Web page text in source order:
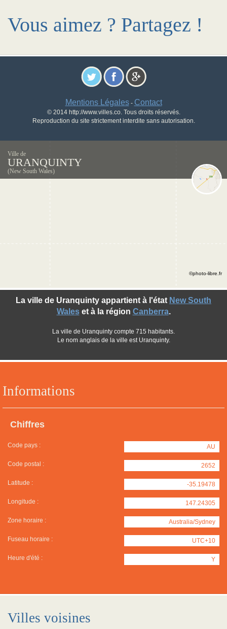
Vous aimez ? Partagez !
Mentions Légales- Contact
© 2014 http://www.villes.co. Tous droits réservés.
Reproduction du site strictement interdite sans autorisation.
Ville de
URANQUINTY
(New South Wales)
Informations
Chiffres
Code pays : AU
Code postal : 2652
Latitude : -35.19478
Longitude : 147.24305
Zone horaire : Australia/Sydney
Fuseau horaire : UTC+10
Heure d'été : Y
La ville de Uranquinty appartient à l'état New South
Waleset à la région Canberra.
La ville de Uranquinty compte 715 habitants.
Le nom anglais de la ville est Uranquinty.
©photo-libre.fr
Villes voisines